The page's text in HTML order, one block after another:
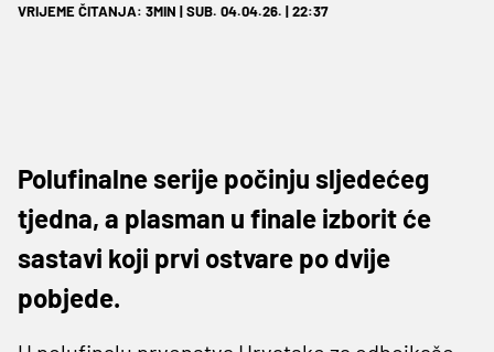
VRIJEME ČITANJA: 3MIN | SUB. 04.04.26. | 22:37
Polufinalne serije počinju sljedećeg
tjedna, a plasman u finale izborit će
sastavi koji prvi ostvare po dvije
pobjede.